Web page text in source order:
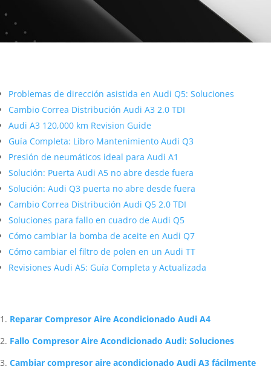
Problemas de dirección asistida en Audi Q5: Soluciones
Cambio Correa Distribución Audi A3 2.0 TDI
Audi A3 120,000 km Revision Guide
Guía Completa: Libro Mantenimiento Audi Q3
Presión de neumáticos ideal para Audi A1
Solución: Puerta Audi A5 no abre desde fuera
Solución: Audi Q3 puerta no abre desde fuera
Cambio Correa Distribución Audi Q5 2.0 TDI
Soluciones para fallo en cuadro de Audi Q5
Cómo cambiar la bomba de aceite en Audi Q7
Cómo cambiar el filtro de polen en un Audi TT
Revisiones Audi A5: Guía Completa y Actualizada
Reparar Compresor Aire Acondicionado Audi A4
Fallo Compresor Aire Acondicionado Audi: Soluciones
Cambiar compresor aire acondicionado Audi A3 fácilmente